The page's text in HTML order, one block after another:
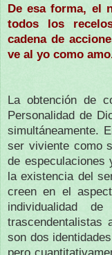
De esa forma, el
todos los
cadena de
ve al yo como
La obtención de
Personalidad de
simultáneamente.
ser viviente como
de
la existencia del
creen en el
individualidad
trascendentalistas
son dos
pero